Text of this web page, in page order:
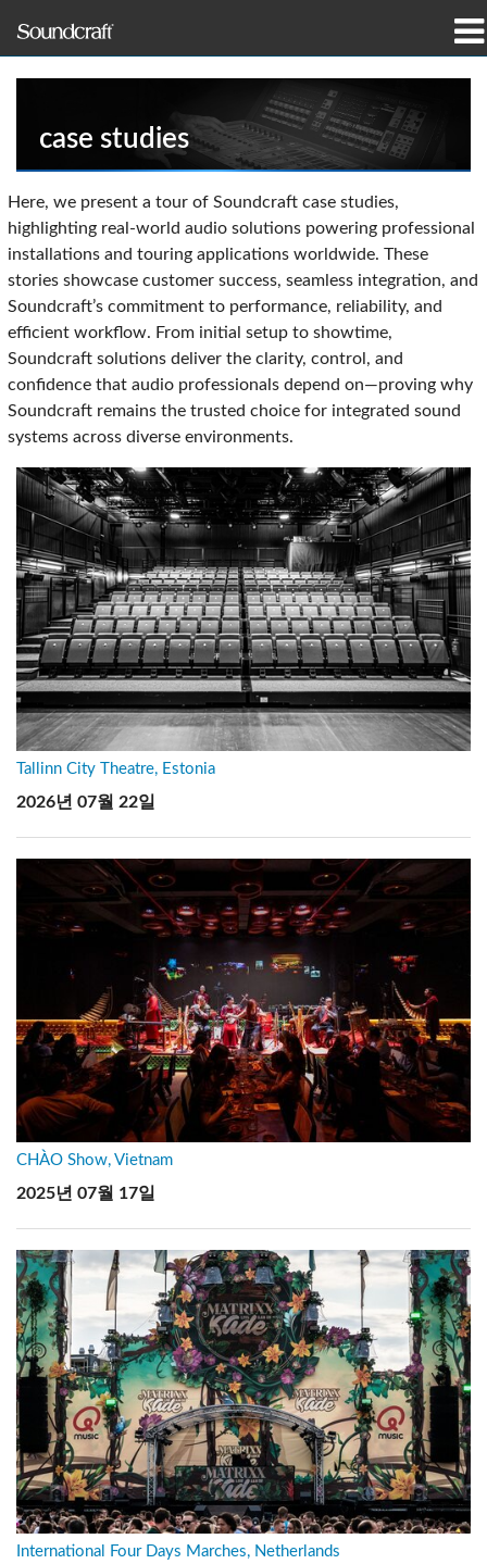
제품
사례 연구 및 뉴스
교육
case studies
Here, we present a tour of Soundcraft case studies,
highlighting real-world audio solutions powering professional
installations and touring applications worldwide. These
stories showcase customer success, seamless integration, and
Soundcraft’s commitment to performance, reliability, and
efficient workflow. From initial setup to showtime,
Soundcraft solutions deliver the clarity, control, and
confidence that audio professionals depend on—proving why
Soundcraft remains the trusted choice for integrated sound
systems across diverse environments.
Tallinn City Theatre, Estonia
2026년 07월 22일
CHÀO Show, Vietnam
2025년 07월 17일
International Four Days Marches, Netherlands